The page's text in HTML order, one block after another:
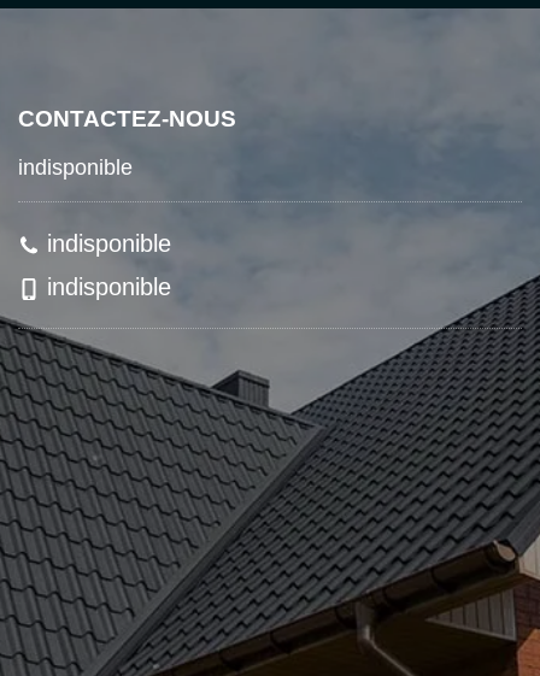
CONTACTEZ-NOUS
indisponible
indisponible
indisponible